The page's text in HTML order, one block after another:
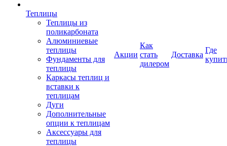
Теплицы
Теплицы из
поликарбоната
Алюминиевые
теплицы
Фундаменты для
теплицы
Каркасы теплиц и
вставки к
теплицам
Дуги
Дополнительные
опции к теплицам
Аксессуары для
теплицы
Акции
Как
стать
дилером
Доставка
Где